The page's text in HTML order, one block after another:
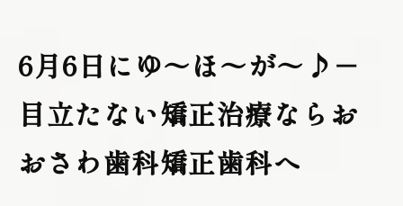
6月6日にゆ～ほ～が～♪－
目立たない矯正治療ならお
おさわ歯科矯正歯科へ